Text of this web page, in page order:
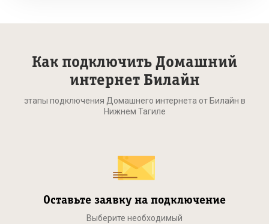
Как подключить Домашний
интернет Билайн
этапы подключения Домашнего интернета от Билайн в
Нижнем Тагиле
Оставьте заявку на подключение
Выберите необходимый